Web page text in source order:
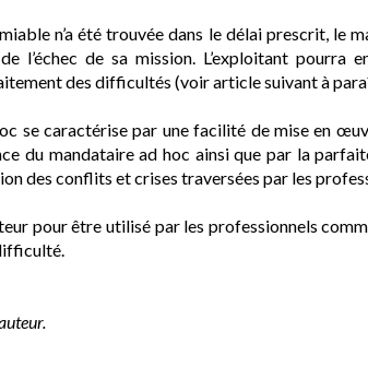
n’a été trouvée dans le délai prescrit, le
l’échec de sa mission. L’exploitant pourra
des difficultés (voir article suivant à
se caractérise par une facilité de mise en
du mandataire ad hoc ainsi que par la
des conflits et crises traversées par les
pour être utilisé par les professionnels